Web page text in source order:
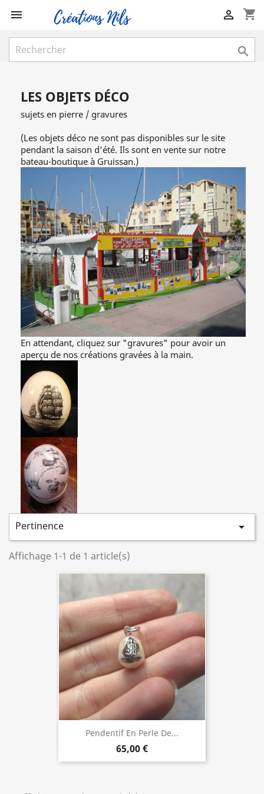
 shopping_cart


LES OBJETS DÉCO
sujets en pierre / gravures
(Les objets déco ne sont pas disponibles sur le site
pendant la saison d'été. Ils sont en vente sur notre
bateau-boutique à Gruissan.)
En attendant, cliquez sur "gravures" pour avoir un
aperçu de nos créations gravées à la main.
Pertinence 
Affichage 1-1 de 1 article(s)
Pendentif En Perle De...
65,00 €